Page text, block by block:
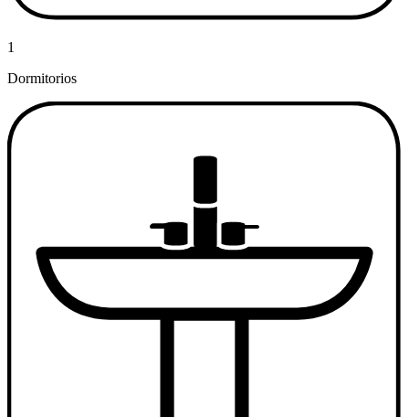
1
Dormitorios